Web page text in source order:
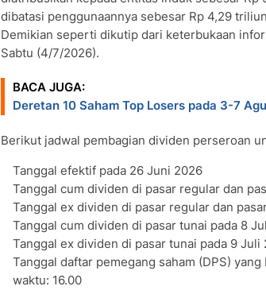
dibatasi penggunaannya sebesar Rp 4,29
Demikian seperti dikutip dari keterbukaan
Sabtu (4/7/2026).
BACA JUGA:
Deretan 10 Saham Top Losers pada 3-7
Berikut jadwal pembagian dividen perseroan
Tanggal efektif pada 26 Juni 2026
Tanggal cum dividen di pasar regular dan
Tanggal ex dividen di pasar regular dan
Tanggal cum dividen di pasar tunai pada 8
Tanggal ex dividen di pasar tunai pada 9 Juli
Tanggal daftar pemegang saham (DPS)
waktu: 16.00